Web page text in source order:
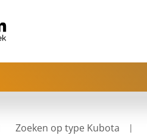
Zoeken op type Kubota